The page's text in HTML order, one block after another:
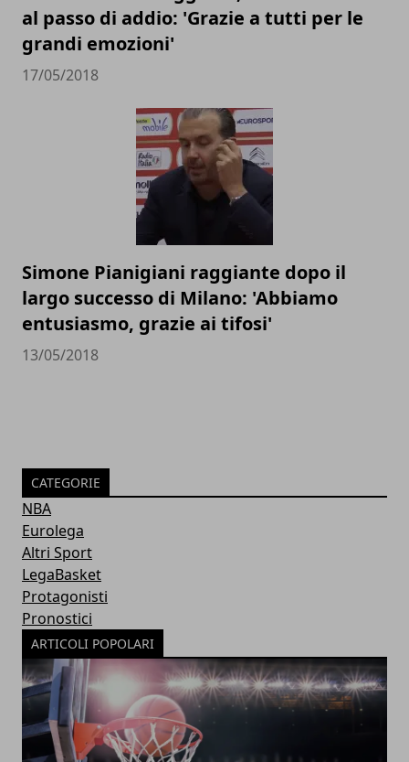
al passo di addio: 'Grazie a tutti per le
grandi emozioni'
17/05/2018
Simone Pianigiani raggiante dopo il
largo successo di Milano: 'Abbiamo
entusiasmo, grazie ai tifosi'
13/05/2018
CATEGORIE
NBA
Eurolega
Altri Sport
LegaBasket
Protagonisti
Pronostici
ARTICOLI POPOLARI